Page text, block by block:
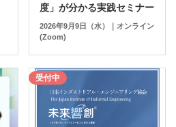
度」が分かる実践セミナー
2026年9月9日（水）｜オンライン
(Zoom)
受付中